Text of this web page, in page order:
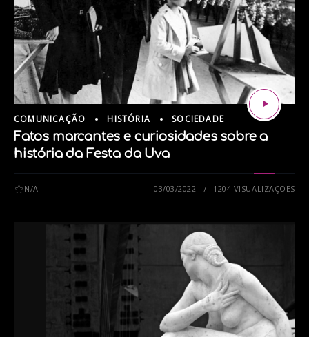
COMUNICAÇÃO HISTÓRIA SOCIEDADE
Fatos marcantes e curiosidades sobre a
história da Festa da Uva
N/A 03/03/2022 1204 VISUALIZAÇÕES